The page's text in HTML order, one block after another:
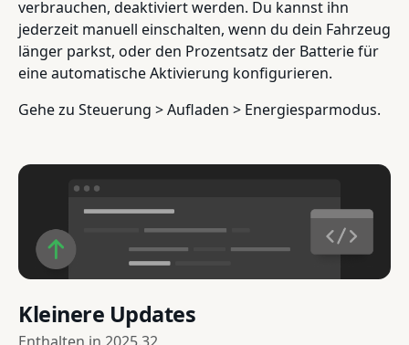
verbrauchen, deaktiviert werden. Du kannst ihn
jederzeit manuell einschalten, wenn du dein Fahrzeug
länger parkst, oder den Prozentsatz der Batterie für
eine automatische Aktivierung konfigurieren.
Gehe zu Steuerung > Aufladen > Energiesparmodus.
Kleinere Updates